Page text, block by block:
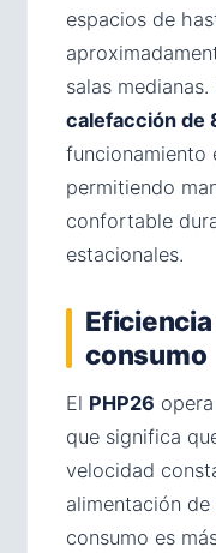
espacios de
salas medianas.
calefacción de
funcionamiento
permitiendo
confortable
estacionales.
consumo
El PHP26
que significa
velocidad
alimentación de
consumo es